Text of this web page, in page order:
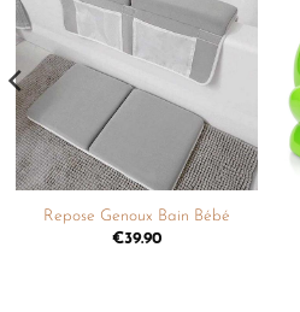
Ajouter
à la
liste de
souhaits
Repose Genoux Bain Bébé
€39.90